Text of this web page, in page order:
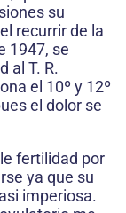
su
recurrir de la
1947, se
al T. R.
el 10º y 12º
el dolor se
fertilidad por
ya que su
imperiosa.